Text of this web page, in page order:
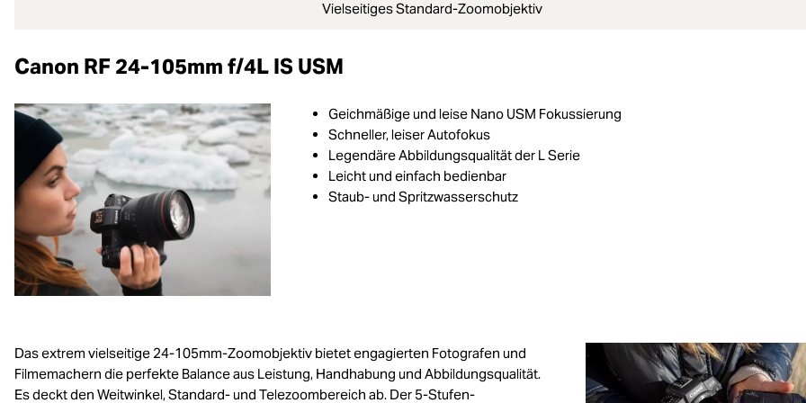
Vielseitiges Standard-Zoomobjektiv
Canon RF 24-105mm f/4L IS USM
Geichmäßige und leise Nano USM Fokussierung
Schneller, leiser Autofokus
Legendäre Abbildungsqualität der L Serie
Leicht und einfach bedienbar
Staub- und Spritzwasserschutz
Das extrem vielseitige 24-105mm-Zoomobjektiv bietet engagierten Fotografen und
Filmemachern die perfekte Balance aus Leistung, Handhabung und Abbildungsqualität.
Es deckt den Weitwinkel, Standard- und Telezoombereich ab. Der 5-Stufen-